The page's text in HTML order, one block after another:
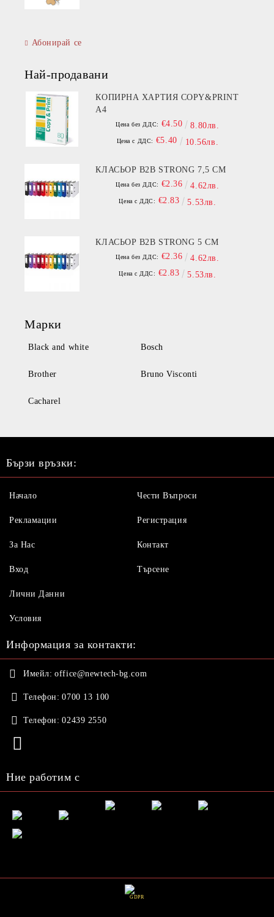
Абонирай се
Най-продавани
КОПИРНА ХАРТИЯ COPY&PRINT
A4
Цена без ДДС: €4.50 8.80лв.
Цена с ДДС: €5.40 10.56лв.
КЛАСЬОР B2B STRONG 7,5 СМ
Цена без ДДС: €2.36 4.62лв.
Цена с ДДС: €2.83 5.53лв.
КЛАСЬОР B2B STRONG 5 СМ
Цена без ДДС: €2.36 4.62лв.
Цена с ДДС: €2.83 5.53лв.
Марки
Black and white Bosch
Brother Bruno Visconti
Cacharel
Бързи връзки:
Начало
Рекламации
За Нас
Вход
Чести Въпроси
Регистрация
Контакт
Търсене
Лични Данни
Условия
Информация за контакти:
Имейл: office@newtech-bg.com
Телефон: 0700 13 100
Телефон: 02439 2550
Ние работим с
GDPR